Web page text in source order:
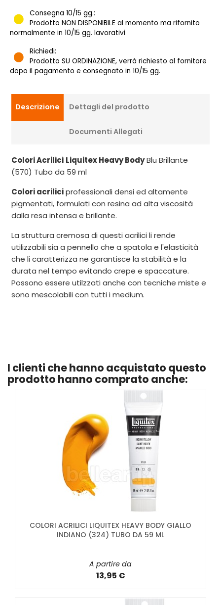
Consegna 10/15 gg.:
Prodotto NON DISPONIBILE al momento ma rifornito
normalmente in 10/15 gg. lavorativi
Richiedi:
Prodotto SU ORDINAZIONE, verrà richiesto al fornitore
dopo il pagamento e consegnato in 10/15 gg.
Descrizione Dettagli del prodotto
Documenti Allegati
Colori Acrilici Liquitex Heavy BodyBlu Brillante
(570) Tubo da 59 ml
Colori acriliciprofessionali densi ed altamente
pigmentati, formulati con resina ad alta viscosità
dalla resa intensa e brillante.
La struttura cremosa di questi acrilici li rende
utilizzabili sia a pennello che a spatola e l'elasticità
che li caratterizza ne garantisce la stabilità e la
durata nel tempo evitando crepe e spaccature.
Possono essere utilzzati anche con tecniche miste e
sono mescolabili con tutti i medium.
I clienti che hanno acquistato questo
prodotto hanno comprato anche:
COLORI ACRILICI LIQUITEX HEAVY BODY GIALLO
INDIANO (324) TUBO DA 59 ML
A partire da
13,95 €